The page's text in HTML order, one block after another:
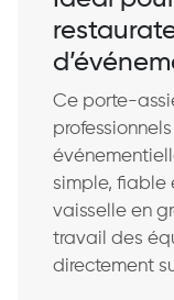
Ce porte-
simple, fiable
vaisselle en
travail des
directement